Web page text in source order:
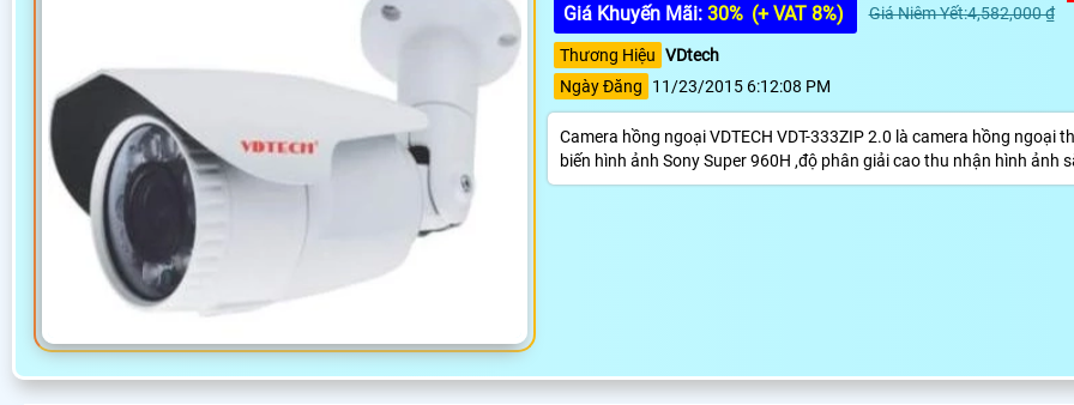
Giá Khuyến Mãi: 30% (+ VAT 8%) Giá Niêm Yết:4,582,000 ₫
Thương Hiệu VDtech
Ngày Đăng
11/23/2015 6:12:08 PM
Camera hồng ngoại VDTECH VDT-333ZIP 2.0 là camera hồng
biến hình ảnh Sony Super 960H ,độ phân giải cao thu nhận hình ảnh